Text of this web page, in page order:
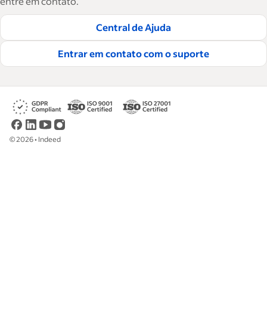
conselhos táticos, instruções e práticas
recomendadas para ajudar as empresas a
contratar e reter ótimos funcionários.
Leia nossas diretrizes editoriais
Central de Ajuda
Entrar em contato com o suporte
©2026• Indeed